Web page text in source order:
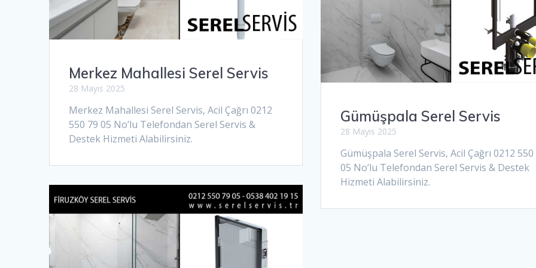
Merkez Mahallesi Serel Servis
28 Mayıs 2025
Merkez Mahallesi Serel Servis, Acil Çağrı 0212
550 79 05 No’lu Telefondan Serel Servis &
Destek Hizmeti Alabilirsiniz.
Gümüşpala Serel Servis
28 Mayıs 2025
Gümüşpala Serel Servis, Acil Çağrı 0212 550
05 No’lu Telefondan Serel Servis & Destek
Hizmeti Alabilirsiniz.